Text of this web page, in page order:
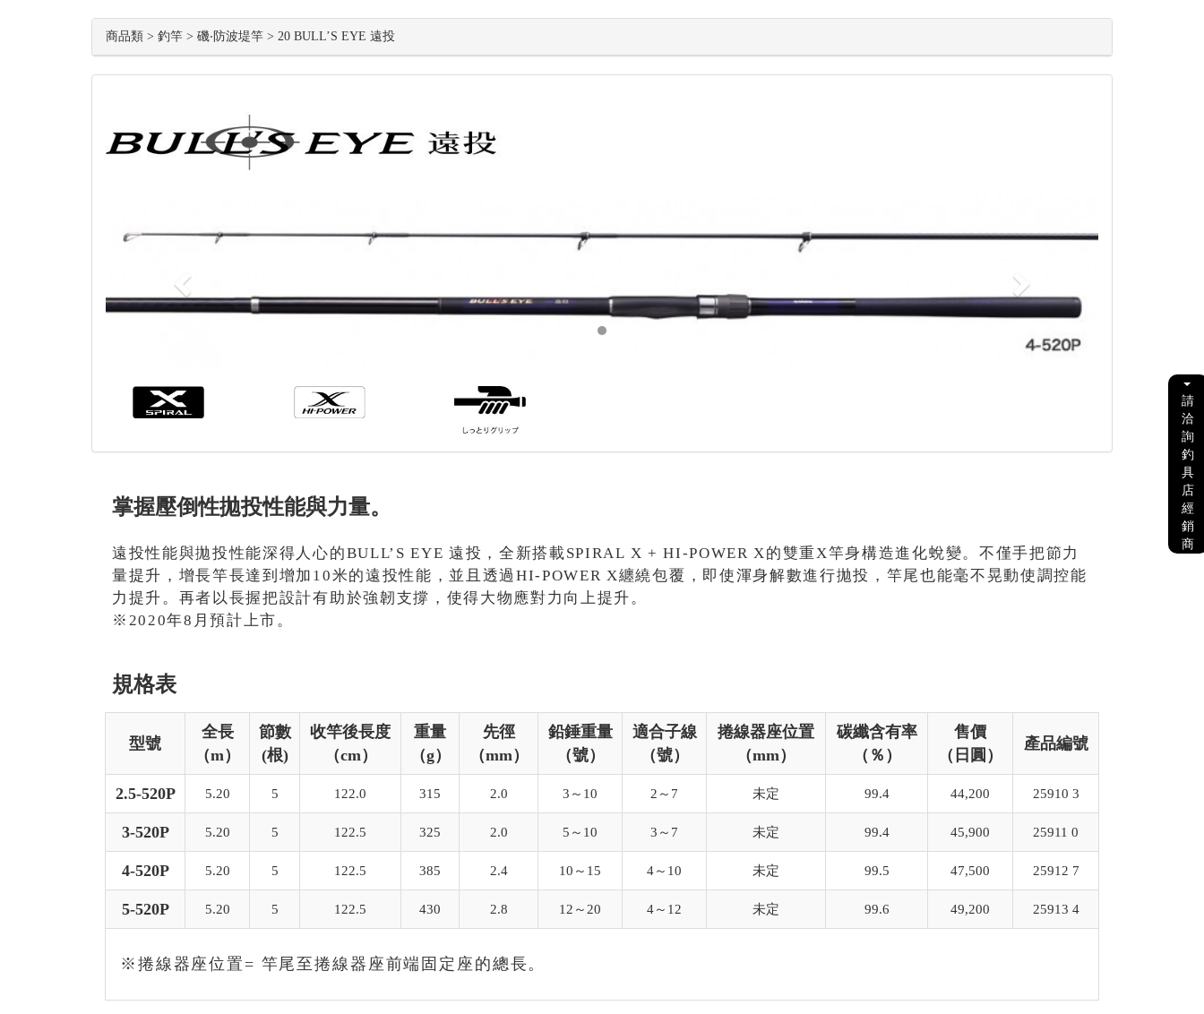
請
洽
詢
釣
具
店
經
銷
商
商品類 > 釣竿 > 磯‧防波堤竿 > 20 BULL’S EYE 遠投
掌握壓倒性拋投性能與力量。
遠投性能與拋投性能深得人心的BULL’S EYE 遠投，全新搭載SPIRAL X + HI-POWER X的雙重X竿身構造進化蛻變。不僅手把節力
量提升，增長竿長達到增加10米的遠投性能，並且透過HI-POWER X纏繞包覆，即使渾身解數進行拋投，竿尾也能毫不晃動使調控能
力提升。再者以長握把設計有助於強韌支撐，使得大物應對力向上提升。
※2020年8月預計上市。
規格表
型號
全長
（m）
節數
(根)
收竿後長度
（cm）
重量
（g）
先徑
（mm）
鉛錘重量
（號）
適合子線
（號）
捲線器座位置
（mm）
碳纖含有率
（％）
售價
（日圓）
產品編號
2.5-520P 5.20 5 122.0 315 2.0 3～10 2～7 未定 99.4 44,200 25910 3
3-520P 5.20 5 122.5 325 2.0 5～10 3～7 未定 99.4 45,900 25911 0
4-520P 5.20 5 122.5 385 2.4 10～15 4～10 未定 99.5 47,500 25912 7
5-520P 5.20 5 122.5 430 2.8 12～20 4～12 未定 99.6 49,200 25913 4
※捲線器座位置= 竿尾至捲線器座前端固定座的總長。